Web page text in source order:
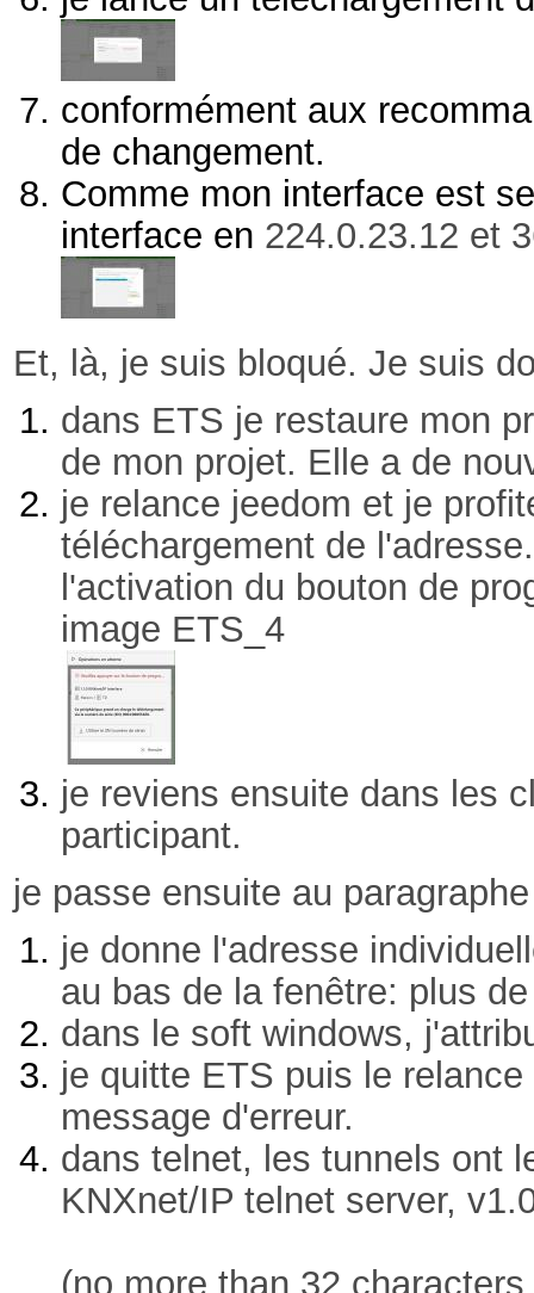
conformément aux
de changement.
Comme mon interface est
interface en 224.0.23.12 et
Et, là, je suis bloqué. Je suis
dans ETS je restaure mon
de mon projet. Elle a de
je relance jeedom et je
téléchargement de
l'activation du bouton de
image ETS_4
je reviens ensuite dans les
participant.
je passe ensuite au
je donne l'adresse
au bas de la fenêtre: plus
dans le soft windows,
je quitte ETS puis le
message d'erreur.
dans telnet, les tunnels ont
KNXnet/IP telnet server,
(no more than 32